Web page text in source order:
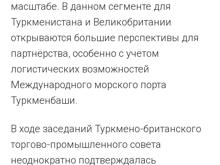
масштабе. В данном сегменте для
Туркменистана и Великобритании
открываются большие перспективы для
партнёрства, особенно с учётом
логистических возможностей
Международного морского порта
Туркменбаши.
В ходе заседаний Туркмено-британского
торгово-промышленного совета
неоднократно подтверждалась